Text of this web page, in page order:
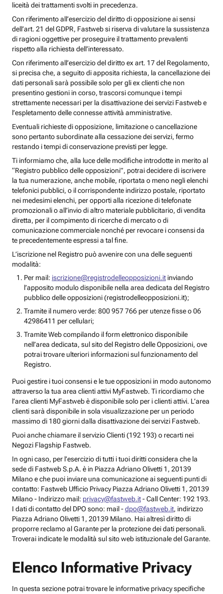
liceità dei trattamenti svolti in precedenza.
Con riferimento all’esercizio del diritto di opposizione ai sensi
dell’art. 21 del GDPR, Fastweb si riserva di valutare la sussistenza
di ragioni oggettive per proseguire il trattamento prevalenti
rispetto alla richiesta dell’interessato.
Con riferimento all’esercizio del diritto ex art. 17 del Regolamento,
si precisa che, a seguito di apposita richiesta, la cancellazione dei
dati personali sarà possibile solo per gli ex clienti che non
presentino gestioni in corso, trascorsi comunque i tempi
strettamente necessari per la disattivazione dei servizi Fastweb e
l’espletamento delle connesse attività amministrative.
Eventuali richieste di opposizione, limitazione o cancellazione
sono pertanto subordinate alla cessazione dei servizi, fermo
restando i tempi di conservazione previsti per legge.
Ti informiamo che, alla luce delle modifiche introdotte in merito al
“Registro pubblico delle opposizioni”, potrai decidere di iscrivere
la tua numerazione, anche mobile, riportata o meno negli elenchi
telefonici pubblici, o il corrispondente indirizzo postale, riportato
nei medesimi elenchi, per opporti alla ricezione di telefonate
promozionali o all’invio di altro materiale pubblicitario, di vendita
diretta, per il compimento di ricerche di mercato o di
comunicazione commerciale nonché per revocare i consensi da
te precedentemente espressi a tal fine.
L’iscrizione nel Registro può avvenire con una delle seguenti
modalità:
Per mail: iscrizione@registrodelleopposizioni.it inviando
l’apposito modulo disponibile nella area dedicata del Registro
pubblico delle opposizioni (registrodelleopposizioni.it);
Tramite il numero verde: 800 957 766 per utenze fisse o 06
42986411 per cellulari;
Tramite Web compilando il form elettronico disponibile
nell’area dedicata, sul sito del Registro delle Opposizioni, ove
potrai trovare ulteriori informazioni sul funzionamento del
Registro.
Puoi gestire i tuoi consensi e le tue opposizioni in modo autonomo
attraverso la tua area clienti attivi MyFastweb. Ti ricordiamo che
l’area clienti MyFastweb è disponibile solo per i clienti attivi. L’area
clienti sarà disponibile in sola visualizzazione per un periodo
massimo di 180 giorni dalla disattivazione dei servizi Fastweb.
Puoi anche chiamare il servizio Clienti (192 193) o recarti nei
Negozi Flagship Fastweb.
In ogni caso, per l’esercizio di tutti i tuoi diritti considera che la
sede di Fastweb S.p.A. è in Piazza Adriano Olivetti 1, 20139
Milano e che puoi inviare una comunicazione ai seguenti punti di
contatto: Fastweb Ufficio Privacy Piazza Adriano Olivetti 1, 20139
Milano - Indirizzo mail: privacy@fastweb.it- Call Center: 192 193.
I dati di contatto del DPO sono: mail -dpo@fastweb.it, indirizzo
Piazza Adriano Olivetti 1, 20139 Milano. Hai altresì diritto di
proporre reclamo al Garante per la protezione dei dati personali.
Troverai indicate le modalità sul sito web istituzionale del Garante.
Elenco Informative Privacy
In questa sezione potrai trovare le informative privacy specifiche